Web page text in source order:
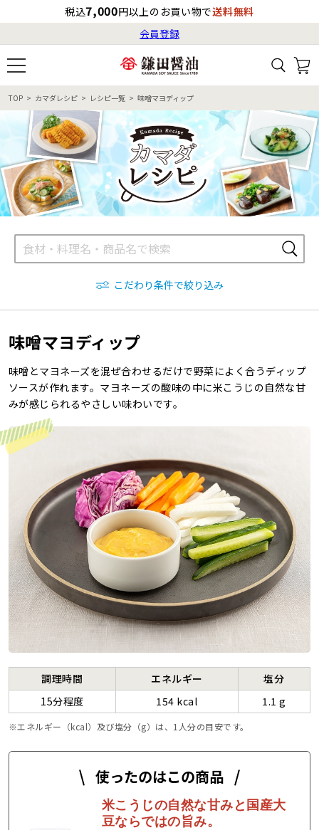
税込7,000円以上のお買い物で送料無料
会員登録
ログイン
会員登録
すべての商品一覧
商品カテゴリ
ギフト
自由な詰め合わせ
特集
レシピ
ご利用ガイド 安全・安心への取り組み
よくあるご質問 サイトマップ
カタログ請求
会社案内
お電話でのお問い合わせ・ご注文
0120-46-0306
受付時間 / 8:00〜17:30（日・祝日除く）
すべてから検索
カタログ番号・記号検索
レシピ検索
TOP カマダレシピ レシピ一覧 味噌マヨディップ
こだわり条件で絞り込み
味噌マヨディップ
味噌とマヨネーズを混ぜ合わせるだけで野菜によく合うディップ
ソースが作れます。マヨネーズの酸味の中に米こうじの自然な甘
みが感じられるやさしい味わいです。
調理時間 エネルギー
塩分
15分程度
154 kcal 1.1 g
エネルギー（kcal）及び塩分（g）は、1人分の目安です。
使ったのはこの商品
米こうじの自然な甘みと国産大
豆ならではの旨み。
最短お届け日（国内）の目安
8月8日
13:00
へのお届け予定日は
8月9日（日）です。